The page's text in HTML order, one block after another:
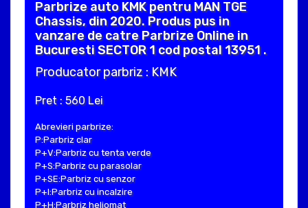
Parbrize auto KMK pentru MAN TGE
Chassis, din 2020. Produs pus in
vanzare de catre Parbrize Online in
Bucuresti SECTOR 1 cod postal 13951 .
Producator parbriz : KMK
Pret : 560 Lei
Abrevieri parbrize:
P:Parbriz clar
P+V:Parbriz cu tenta verde
P+S:Parbriz cu parasolar
P+SE:Parbriz cu senzor
P+I:Parbriz cu incalzire
P+H:Parbriz heliomat